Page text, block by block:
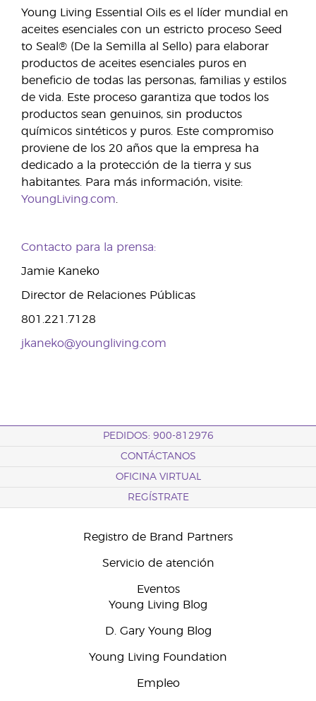
Young Living Essential Oils es el líder mundial en
aceites esenciales con un estricto proceso Seed
to Seal® (De la Semilla al Sello) para elaborar
productos de aceites esenciales puros en
beneficio de todas las personas, familias y estilos
de vida. Este proceso garantiza que todos los
productos sean genuinos, sin productos
químicos sintéticos y puros. Este compromiso
proviene de los 20 años que la empresa ha
dedicado a la protección de la tierra y sus
habitantes. Para más información, visite:
YoungLiving.com
Contacto para la prensa:
Jamie Kaneko
Director de Relaciones Públicas
801.221.7128
jkaneko@youngliving.com
PEDIDOS: 900-812976
CONTÁCTANOS
OFICINA VIRTUAL
REGÍSTRATE
Registro de Brand Partners
Servicio de atención
Eventos
Young Living Blog
D. Gary Young Blog
Young Living Foundation
Empleo